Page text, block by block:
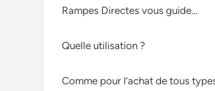
Rampes Directes vous guide…
Quelle utilisation ?
Comme pour l’achat de tous